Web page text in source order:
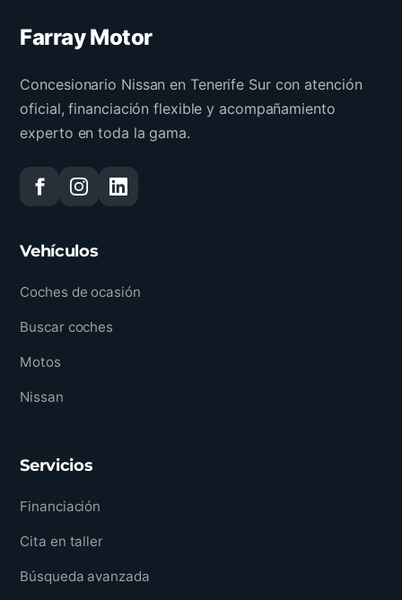
Farray Motor
Concesionario Nissan en Tenerife Sur con atención
oficial, financiación flexible y acompañamiento
experto en toda la gama.
Vehículos
Coches de ocasión
Buscar coches
Motos
Nissan
Servicios
Financiación
Cita en taller
Búsqueda avanzada